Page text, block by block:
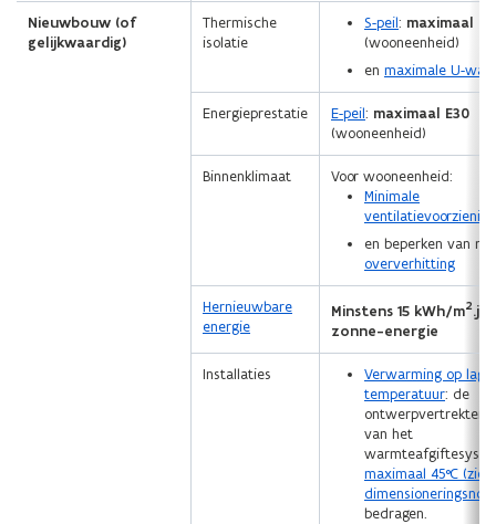
Nieuwbouw (of
gelijkwaardig)
Thermische
isolatie
S-peil: maximaal
(wooneenheid)
en maximale U-
Energieprestatie E-peil: maximaal E30
(wooneenheid)
Binnenklimaat
Voor wooneenheid:
Minimale
en beperken van
oververhitting
Hernieuwbare
energie
Minstens 15 kWh/m2
zonne-energie
Installaties
Verwarming op lage
temperatuur: de
van het
maximaal 45°C (zie
bedragen.